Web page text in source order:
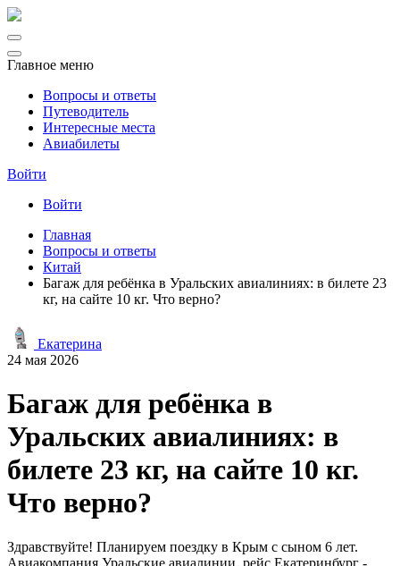
Главное меню
Вопросы и ответы
Путеводитель
Интересные места
Авиабилеты
Войти
Войти
Главная
Вопросы и ответы
Китай
Багаж для ребёнка в Уральских авиалиниях: в билете 23
кг, на сайте 10 кг. Что верно?
Екатерина
24 мая 2026
Багаж для ребёнка в
Уральских авиалиниях: в
билете 23 кг, на сайте 10 кг.
Что верно?
Здравствуйте! Планируем поездку в Крым с сыном 6 лет.
Авиакомпания Уральские авиалинии, рейс Екатеринбург -